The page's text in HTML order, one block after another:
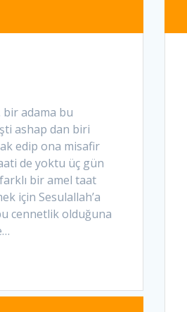
bir adama bu
ashap dan biri
edip ona misafir
de yoktu üç gün
bir amel taat
için Sesulallah’a
cennetlik olduğuna